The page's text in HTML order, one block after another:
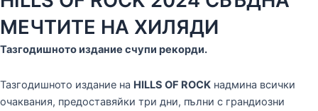
МЕЧТИТЕ НА ХИЛЯДИ
Тазгодишното издание счупи рекорди.
Тазгодишното издание на HILLS OF ROCK надмина всички
очаквания, предоставяйки три дни, пълни с грандиозни